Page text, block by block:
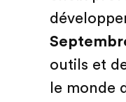
outils et
le monde